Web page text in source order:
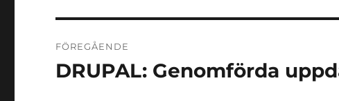
FÖREGÅENDE
Föregående
DRUPAL: Genomförda